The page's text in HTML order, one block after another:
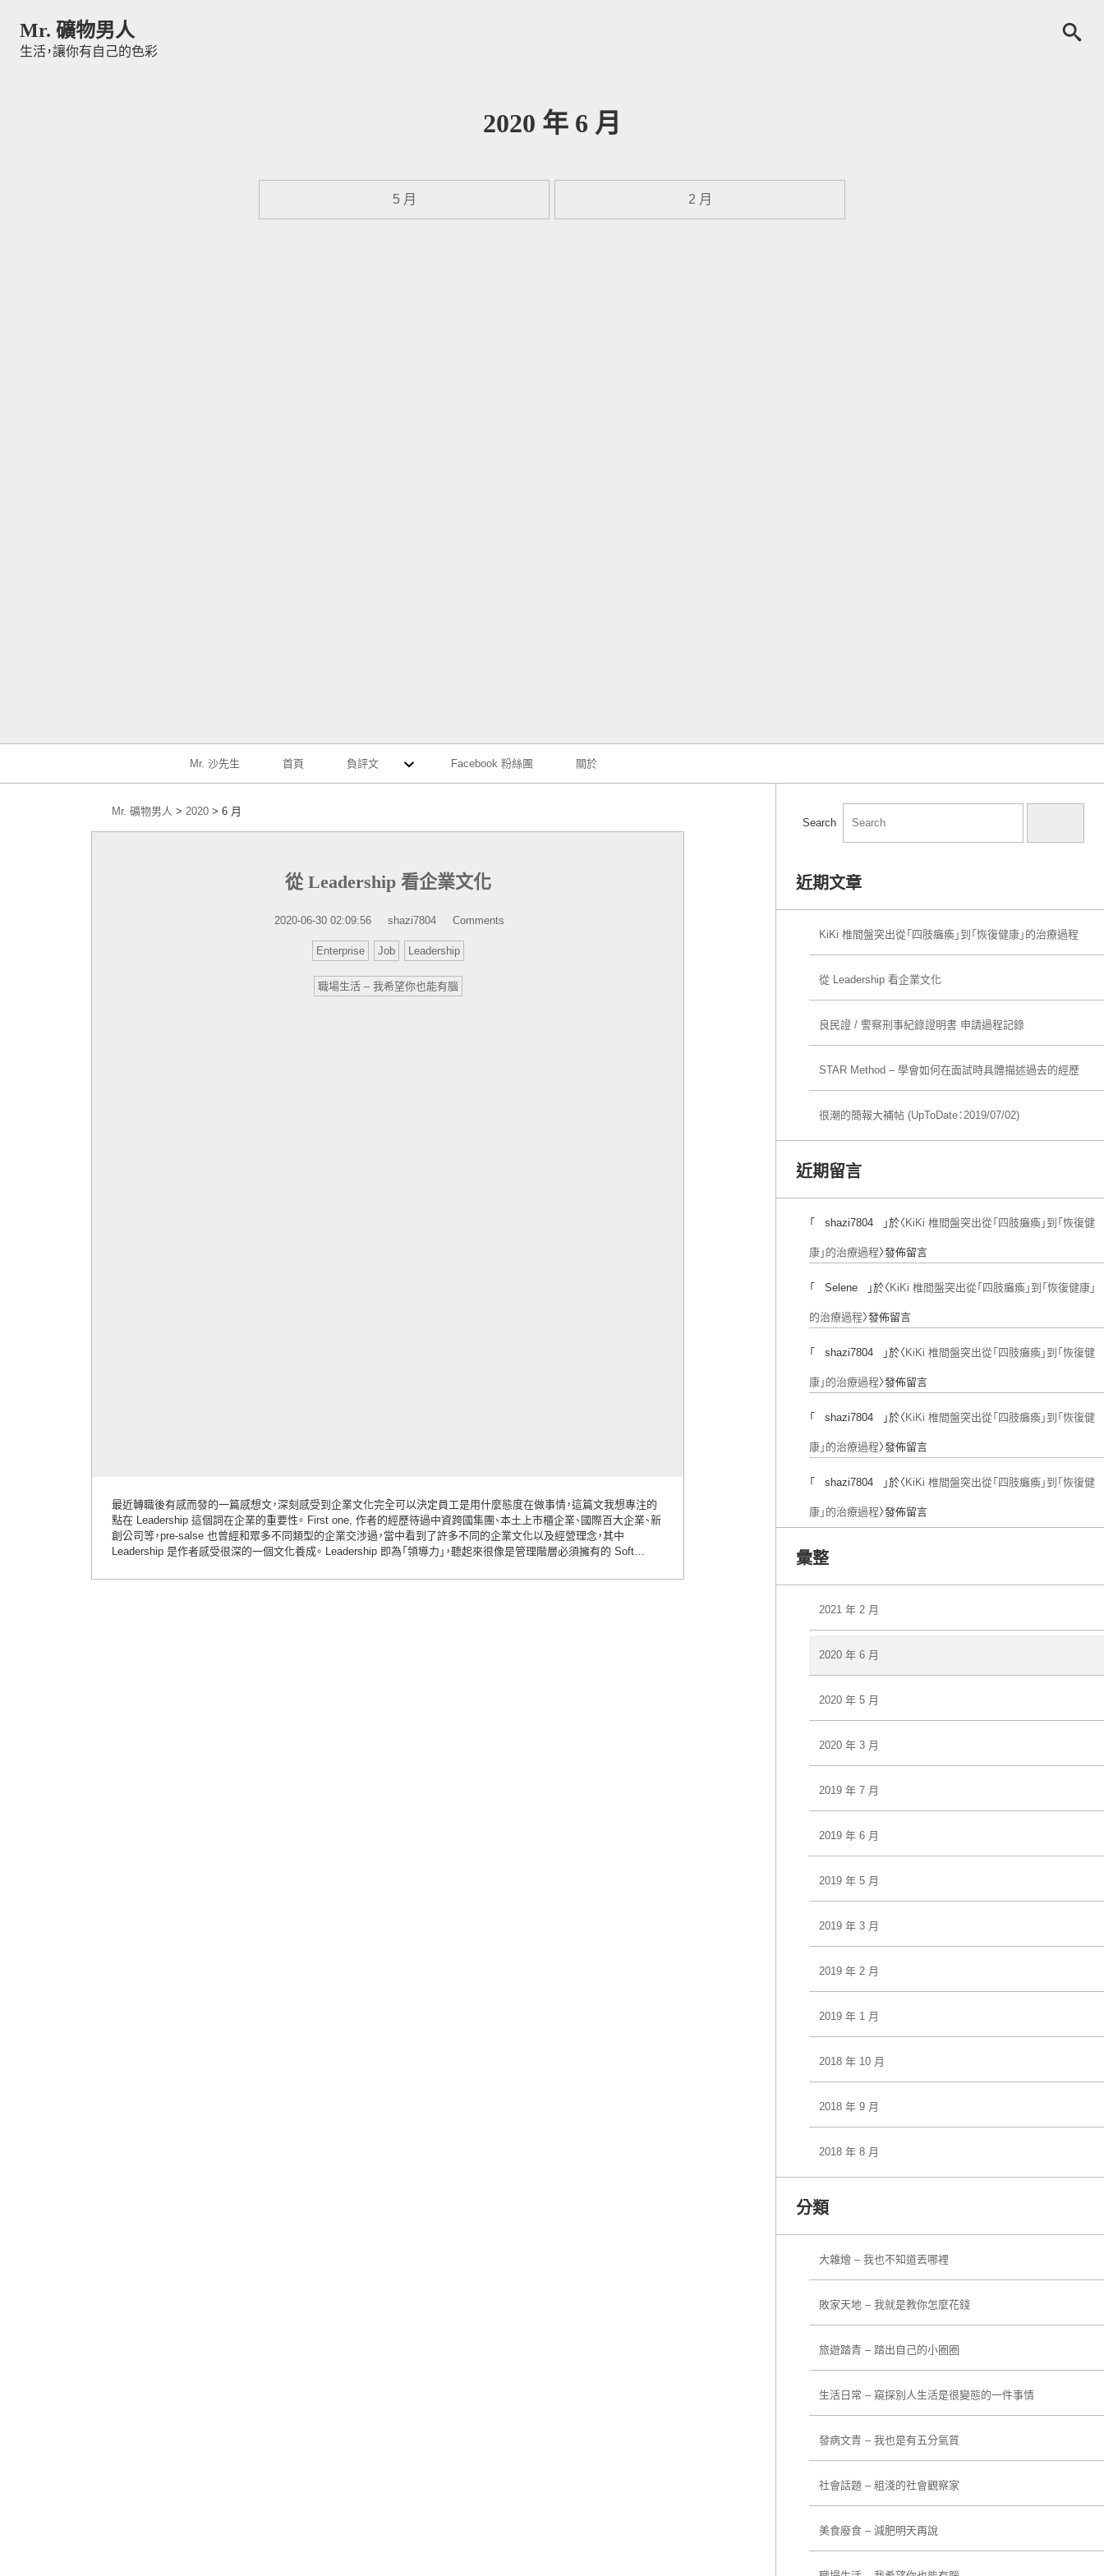
Mr. 礦物男人
生活，讓你有自己的色彩
月份
:
2020 年 6 月
5 月 2 月
Primary navigation
Mr. 沙先生 首頁 負評文 Facebook 粉絲團 關於
Mr. 礦物男人 > 2020 > 6 月
從 Leadership 看企業文化
Posted on
2020-06-30 02:09:56 byshazi7804 Comments
Enterprise Job Leadership
職場生活 – 我希望你也能有腦
最近轉職後有感而發的一篇感想文，深刻感受到企業文化完全可以決定員工是用什麼態度在做事情，這篇文我想專注的
點在 Leadership 這個詞在企業的重要性。 First one, 作者的經歷待過中資跨國集團、本土上市櫃企業、國際百大企業、新
創公司等，pre-salse 也曾經和眾多不同類型的企業交涉過，當中看到了許多不同的企業文化以及經營理念，其中
Leadership 是作者感受很深的一個文化養成。 Leadership 即為「領導力」，聽起來很像是管理階層必須擁有的 Soft…
Search
近期文章
KiKi 椎間盤突出從「四肢癱瘓」到「恢復健康」的治療過程
從 Leadership 看企業文化
良民證 / 警察刑事紀錄證明書 申請過程記錄
STAR Method – 學會如何在面試時具體描述過去的經歷
很潮的簡報大補帖 (UpToDate：2019/07/02)
近期留言
「 shazi7804 」於〈 KiKi 椎間盤突出從「四肢癱瘓」到「恢復健
康」的治療過程〉發佈留言
「 Selene 」於〈 KiKi 椎間盤突出從「四肢癱瘓」到「恢復健康」
的治療過程〉發佈留言
「 shazi7804 」於〈 KiKi 椎間盤突出從「四肢癱瘓」到「恢復健
康」的治療過程〉發佈留言
「 shazi7804 」於〈 KiKi 椎間盤突出從「四肢癱瘓」到「恢復健
康」的治療過程〉發佈留言
「 shazi7804 」於〈 KiKi 椎間盤突出從「四肢癱瘓」到「恢復健
康」的治療過程〉發佈留言
彙整
2021 年 2 月
2020 年 6 月
2020 年 5 月
2020 年 3 月
2019 年 7 月
2019 年 6 月
2019 年 5 月
2019 年 3 月
2019 年 2 月
2019 年 1 月
2018 年 10 月
2018 年 9 月
2018 年 8 月
分類
大雜燴 – 我也不知道丟哪裡
敗家天地 – 我就是教你怎麼花錢
旅遊踏青 – 踏出自己的小圈圈
生活日常 – 窺探別人生活是很變態的一件事情
發病文青 – 我也是有五分氣質
社會話題 – 粗淺的社會觀察家
美食廢食 – 減肥明天再說